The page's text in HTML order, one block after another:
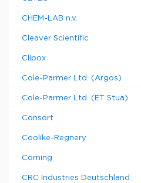
CHEM-LAB n.v.
Cleaver Scientific
Clipox
Cole-Parmer Ltd. (Argos)
Cole-Parmer Ltd. (ET Stua)
Consort
Coolike-Regnery
Corning
CRC Industries Deutschland